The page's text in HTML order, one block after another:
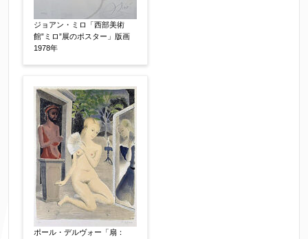
ご要望などがございましたらご入力ください
【任意】
個人情報の取扱いについて、同意の上送信しま
ジョアン・ミロ「西部美術
館”ミロ”展のポスター」版画
1978年
ポール・デルヴォー「扇：